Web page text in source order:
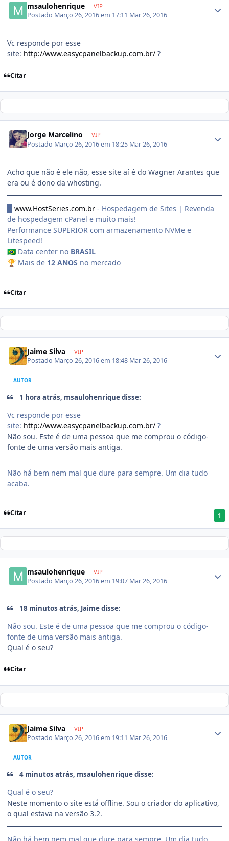
msaulohenrique VIP
Postado Março 26, 2016 em 17:11 Mar 26, 2016
Vc responde por esse
site: http://www.easycpanelbackup.com.br/ ?
Citar
Jorge Marcelino VIP
Postado Março 26, 2016 em 18:25 Mar 26, 2016
Acho que não é ele não, esse site aí é do Wagner Arantes que
era ou é dono da whosting.
www.HostSeries.com.br - Hospedagem de Sites | Revenda
de hospedagem cPanel e muito mais!
Performance SUPERIOR com armazenamento NVMe e
Litespeed!
🇧🇷 Data center no BRASIL
🏆 Mais de 12 ANOS no mercado
Citar
Jaime Silva VIP
Postado Março 26, 2016 em 18:48 Mar 26, 2016
AUTOR
1 hora atrás, msaulohenrique disse:
Vc responde por esse
site: http://www.easycpanelbackup.com.br/ ?
Não sou. Este é de uma pessoa que me comprou o código-
fonte de uma versão mais antiga.
Não há bem nem mal que dure para sempre. Um dia tudo
acaba.
Citar 1
msaulohenrique VIP
Postado Março 26, 2016 em 19:07 Mar 26, 2016
18 minutos atrás, Jaime disse:
Não sou. Este é de uma pessoa que me comprou o código-
fonte de uma versão mais antiga.
Qual é o seu?
Citar
Jaime Silva VIP
Postado Março 26, 2016 em 19:11 Mar 26, 2016
AUTOR
4 minutos atrás, msaulohenrique disse:
Qual é o seu?
Neste momento o site está offline. Sou o criador do aplicativo,
o qual estava na versão 3.2.
Não há bem nem mal que dure para sempre. Um dia tudo